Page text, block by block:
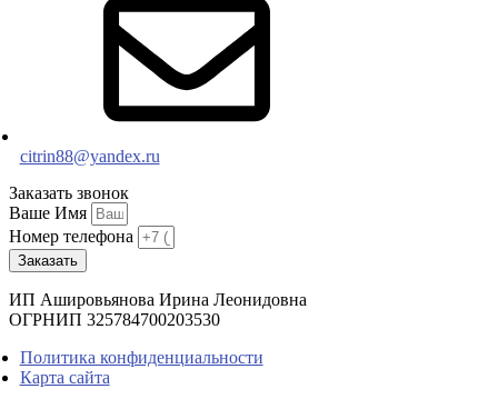
citrin88@yandex.ru
Заказать звонок
Ваше Имя
Номер телефона
Заказать
ИП Ашировьянова Ирина Леонидовна
ОГРНИП 325784700203530
Политика конфиденциальности
Карта сайта